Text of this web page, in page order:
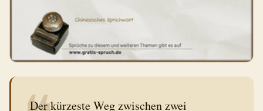
Der kürzeste Weg zwischen zwei